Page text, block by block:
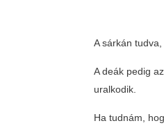
A sárkán
A deák pedig
uralkodik.
Ha tudnám,